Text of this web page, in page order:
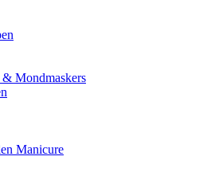
& Mondmaskers
Manicure